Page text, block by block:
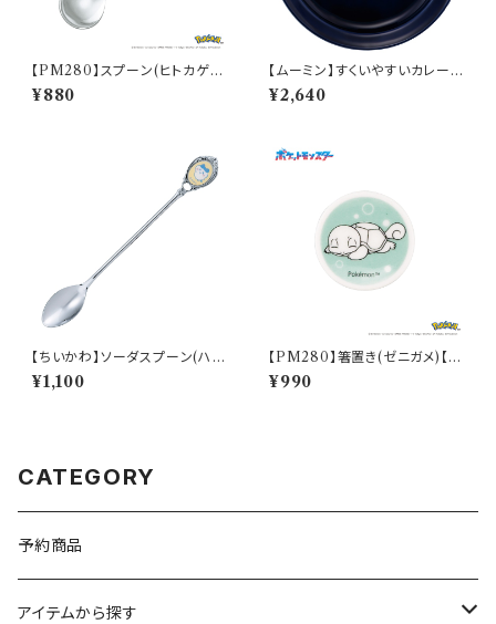
【PM280】スプーン(ヒトカゲ)
【Daily Sketch】PM282-850
¥880
【ムーミン】すくいやすいカレー皿
（スナフキン）【MM9000】MM
9003-320
¥2,640
【ちいかわ】ソーダスプーン(ハチ
ワレ)【CKW40】CKW42-850
¥1,100
【PM280】箸置き(ゼニガメ)【D
aily Sketch】PM283-402
¥990
CATEGORY
予約商品
アイテムから探す